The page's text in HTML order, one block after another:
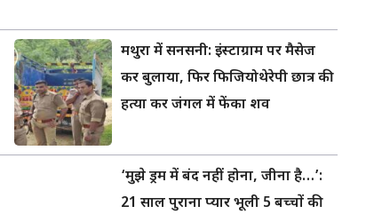
मथुरा में सनसनी: इंस्टाग्राम पर मैसेज
कर बुलाया, फिर फिजियोथेरेपी छात्र की
हत्या कर जंगल में फेंका शव
‘मुझे ड्रम में बंद नहीं होना, जीना है…’:
21 साल पुराना प्यार भूली 5 बच्चों की